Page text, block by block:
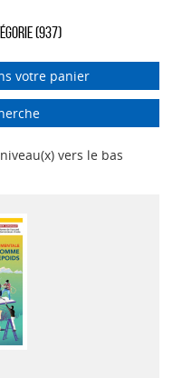
(937)
votre panier
niveau(x) vers le bas